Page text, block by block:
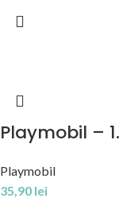
Playmobil –
Playmobil
35,90 lei